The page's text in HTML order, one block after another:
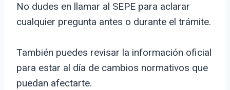
No dudes en llamar al SEPE para aclarar
cualquier pregunta antes o durante el trámite.
También puedes revisar la información oficial
para estar al día de cambios normativos que
puedan afectarte.